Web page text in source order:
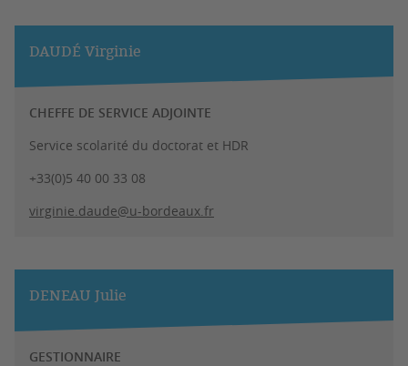
DAUDÉ Virginie
CHEFFE DE SERVICE ADJOINTE
Service scolarité du doctorat et HDR
+33(0)5 40 00 33 08
virginie.daude@u-bordeaux.fr
DENEAU Julie
GESTIONNAIRE